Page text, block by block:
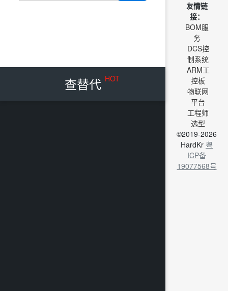
查替代 HOT
友情链
接：
BOM服
务
DCS控
制系统
ARM工
控板
物联网
平台
工程师
选型
©2019-2026
HardKr 粤
ICP备
19077568号